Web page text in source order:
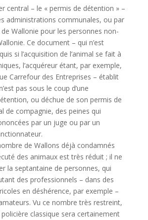
central – le « permis de détention » –
administrations communales, ou par
de Wallonie pour les personnes non-
Ce document – qui n’est
si l’acquisition de l’animal se fait à
l’acquéreur étant, par exemple,
Carrefour des Entreprises – établit
pas sous le coup d’une
ou déchue de son permis de
de compagnie, des peines qui
par un juge ou par un
de Wallons déjà condamnés
des animaux est très réduit ; il ne
la septantaine de personnes, qui
des professionnels – dans des
en déshérence, par exemple –
Vu ce nombre très restreint,
classique sera certainement